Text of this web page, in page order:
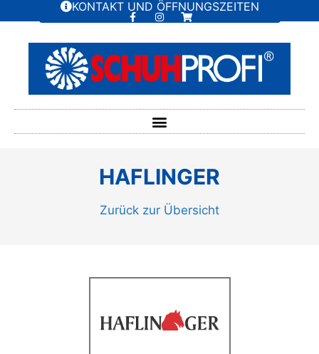
KONTAKT UND ÖFFNUNGSZEITEN
HAFLINGER
Zurück zur Übersicht